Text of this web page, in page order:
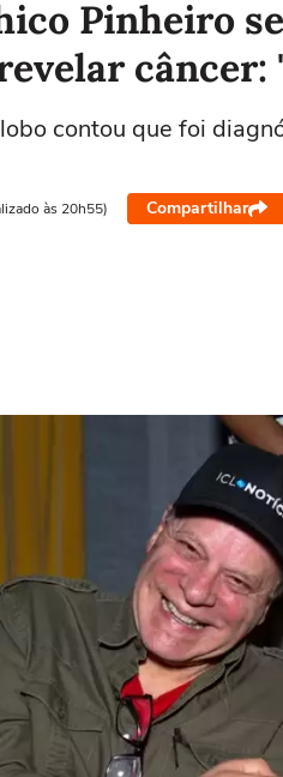
Pinheiro
câncer:
contou que foi
às 20h55) Compartilhar